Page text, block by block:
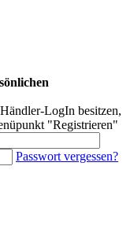
LogIn besitzen,
"Registrieren"
Passwort vergessen?